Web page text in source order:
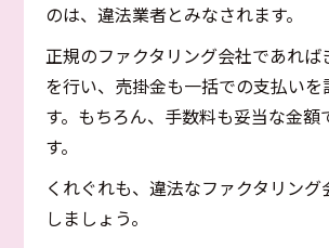
のは、違法業者とみなされます。
正規のファクタリング会社であれば
を行い、売掛金も一括での支払いを
す。もちろん、手数料も妥当な金額
す。
くれぐれも、違法なファクタリング
しましょう。